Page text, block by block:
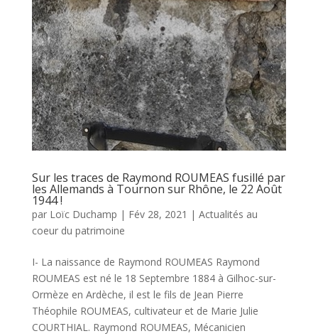
Sur les traces de Raymond ROUMEAS fusillé par
les Allemands à Tournon sur Rhône, le 22 Août
1944 !
par Loïc Duchamp | Fév 28, 2021 | Actualités au
coeur du patrimoine
I- La naissance de Raymond ROUMEAS Raymond
ROUMEAS est né le 18 Septembre 1884 à Gilhoc-sur-
Ormèze en Ardèche, il est le fils de Jean Pierre
Théophile ROUMEAS, cultivateur et de Marie Julie
COURTHIAL. Raymond ROUMEAS, Mécanicien